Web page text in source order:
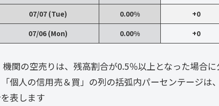
07/07 (Tue)
0.00%
+0
07/06 (Mon)
0.00% +0
機関の空売りは、残高割合が0.5％以上となった場合
個人の信用売＆買」の列の括弧内パーセンテージは
表します